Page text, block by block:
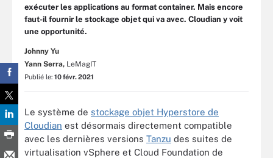
exécuter les applications au format container. Mais encore
faut-il fournir le stockage objet qui va avec. Cloudian y voit
une opportunité.
Johnny Yu
Yann Serra, LeMagIT
Publié le: 10 févr. 2021
Le système de stockage objet Hyperstore de
Cloudian est désormais directement compatible
avec les dernières versions Tanzu des suites de
virtualisation vSphere et Cloud Foundation de